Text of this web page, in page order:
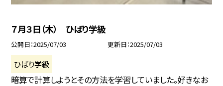
７月３日（木） ひばり学級
公開日 2025/07/03 更新日 2025/07/03
ひばり学級
暗算で計算しようとその方法を学習していました。好きなお